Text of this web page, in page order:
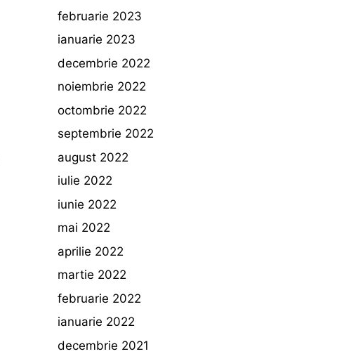
februarie 2023
ianuarie 2023
decembrie 2022
noiembrie 2022
octombrie 2022
septembrie 2022
august 2022
iulie 2022
iunie 2022
mai 2022
aprilie 2022
martie 2022
februarie 2022
ianuarie 2022
decembrie 2021